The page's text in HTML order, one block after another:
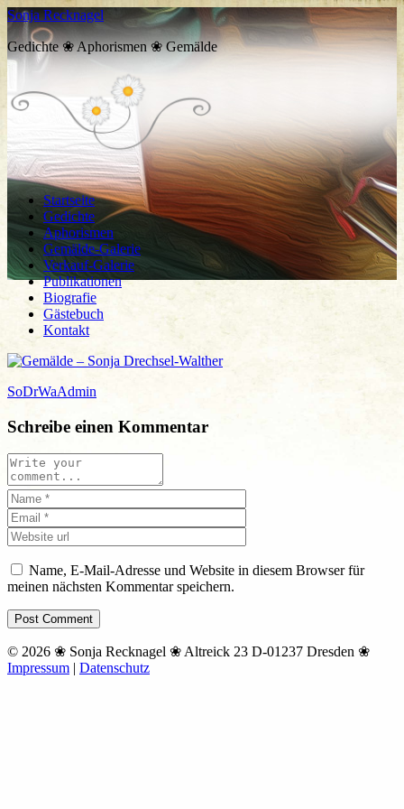
Sonja Recknagel
Gedichte ❀ Aphorismen ❀ Gemälde
Startseite
Gedichte
Aphorismen
Gemälde-Galerie
Verkauf-Galerie
Publikationen
Biografie
Gästebuch
Kontakt
SoDrWaAdmin
Schreibe einen Kommentar
Name, E-Mail-Adresse und Website in diesem Browser für
meinen nächsten Kommentar speichern.
© 2026 ❀ Sonja Recknagel ❀ Altreick 23 D-01237 Dresden ❀
Impressum | Datenschutz